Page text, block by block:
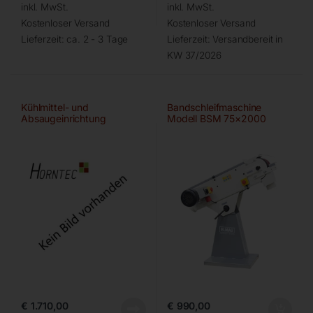
inkl. MwSt.
Kostenloser Versand
Lieferzeit: ca. 2 - 3 Tage
inkl. MwSt.
Kostenloser Versand
Lieferzeit: Versandbereit in
KW 37/2026
Kühlmittel- und
Absaugeinrichtung
€ 1.710,00
Bandschleifmaschine
Modell BSM 75×2000
€ 990,00